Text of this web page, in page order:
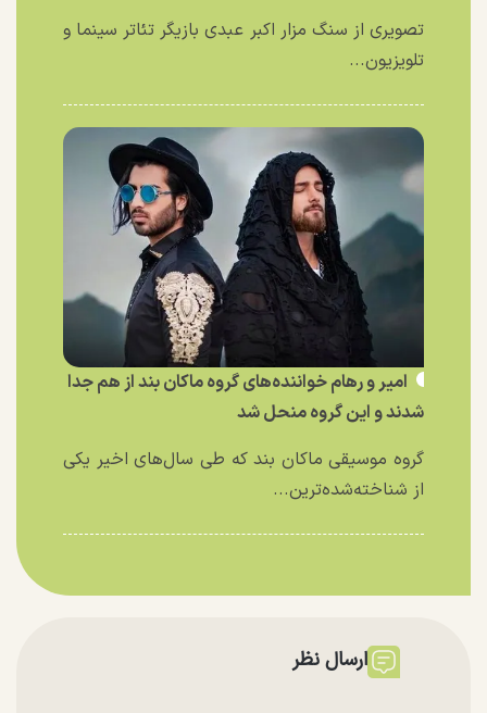
تصویری از سنگ مزار اکبر عبدی بازیگر تئاتر سینما و
تلویزیون...
امیر و رهام خواننده‌های گروه ماکان بند از هم جدا
شدند و این گروه منحل شد
گروه موسیقی ماکان بند که طی سال‌های اخیر یکی
از شناخته‌شده‌ترین...
ارسال نظر